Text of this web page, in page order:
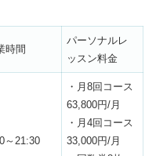
時間
パーソナルレ
ッスン料金
～21:30
・月8回コース
63,800円/月
・月4回コース
33,000円/月